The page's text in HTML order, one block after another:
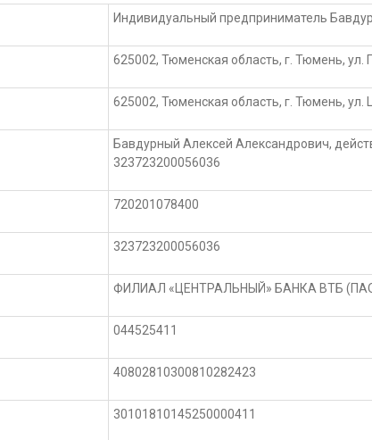
Индивидуальный предприниматель
625002, Тюменская область, г. Тюмень, ул.
625002, Тюменская область, г. Тюмень, ул.
Бавдурный Алексей Александрович,
323723200056036
720201078400
323723200056036
ФИЛИАЛ «ЦЕНТРАЛЬНЫЙ» БАНКА ВТБ
044525411
40802810300810282423
30101810145250000411